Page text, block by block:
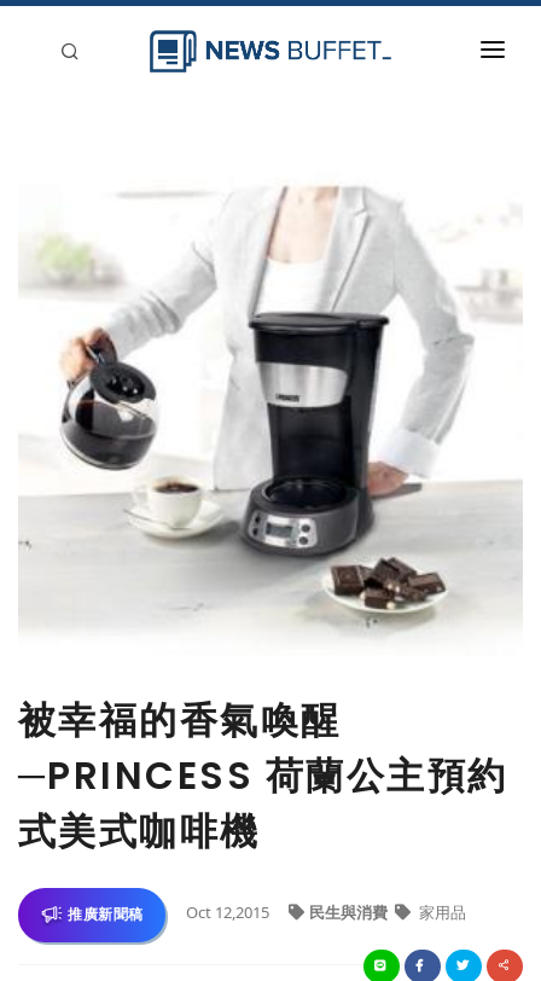
刊登
被幸福的香氣喚醒
─PRINCESS 荷蘭公主預約
式美式咖啡機
推廣新聞稿 Oct 12,2015 民生與消費 家用品